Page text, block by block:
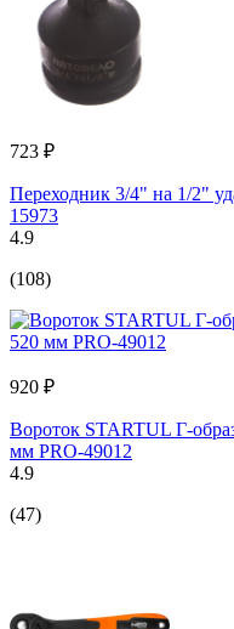
723 ₽
Переходник 3/4" на 1/2"
15973
4.9
(108)
920 ₽
Вороток STARTUL Г-
мм PRO-49012
4.9
(47)